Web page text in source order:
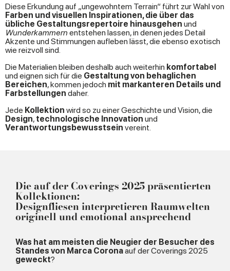
Diese Erkundung auf „ungewohntem Terrain“ führt zur Wahl von
Farben und visuellen Inspirationen, die über das
übliche Gestaltungsrepertoire hinausgehen und
Wunderkammern entstehen lassen, in denen jedes Detail
Akzente und Stimmungen aufleben lässt, die ebenso exotisch
wie reizvoll sind.
Die Materialien bleiben deshalb auch weiterhin komfortabel
und eignen sich für die Gestaltung von behaglichen
Bereichen, kommen jedoch mit markanteren Details und
Farbstellungen daher.
Jede Kollektion wird so zu einer Geschichte und Vision, die
Design, technologische Innovation und
Verantwortungsbewusstsein vereint.
Die auf der Coverings 2025 präsentierten
Kollektionen:
Designfliesen interpretieren Raumwelten
originell und emotional ansprechend
Was hat am meisten die Neugier der Besucher des
Standes von Marca Coronaauf der Coverings 2025
geweckt?